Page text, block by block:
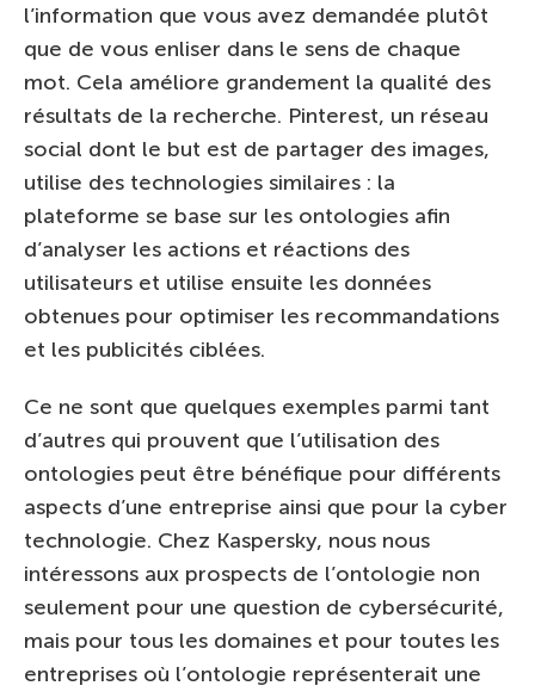
l’information que vous avez demandée plutôt
que de vous enliser dans le sens de chaque
mot. Cela améliore grandement la qualité des
résultats de la recherche. Pinterest, un réseau
social dont le but est de partager des images,
utilise des technologies similaires : la
plateforme se base sur les ontologies afin
d’analyser les actions et réactions des
utilisateurs et utilise ensuite les données
obtenues pour optimiser les recommandations
et les publicités ciblées.
Ce ne sont que quelques exemples parmi tant
d’autres qui prouvent que l’utilisation des
ontologies peut être bénéfique pour différents
aspects d’une entreprise ainsi que pour la cyber
technologie. Chez Kaspersky, nous nous
intéressons aux prospects de l’ontologie non
seulement pour une question de cybersécurité,
mais pour tous les domaines et pour toutes les
entreprises où l’ontologie représenterait une